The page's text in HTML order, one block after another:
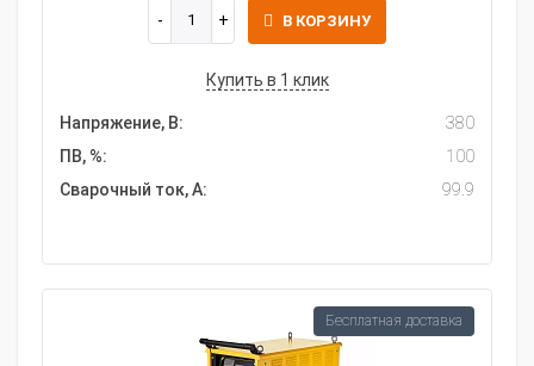
В КОРЗИНУ
Купить в 1 клик
Напряжение, В:
380
ПВ, %:
100
Сварочный ток, А:
99.9
Бесплатная доставка